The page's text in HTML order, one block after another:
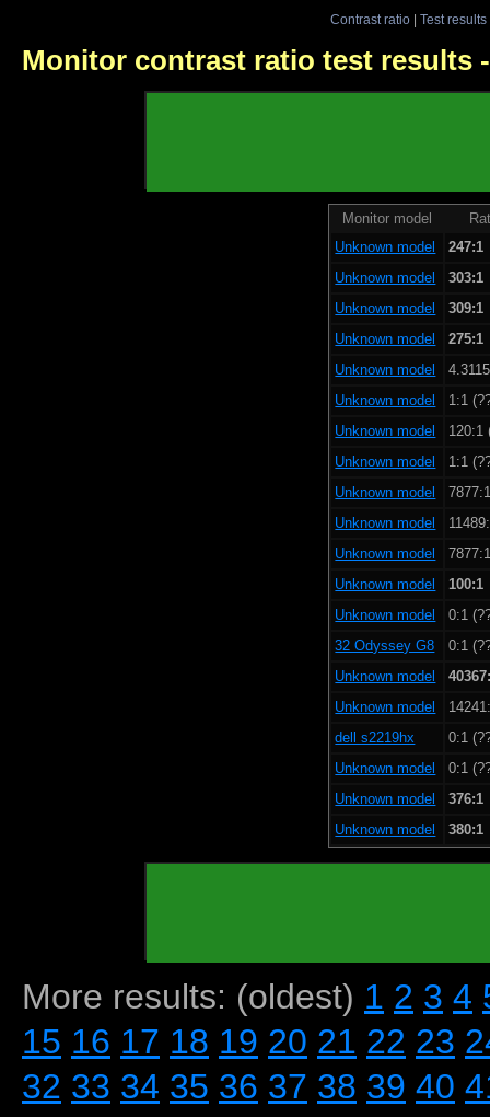
Contrast ratio| Test results
Monitor contrast ratio test results
Monitor model
Unknown model
247:1
Unknown model
303:1
Unknown model
309:1
Unknown model
275:1
Unknown model
Unknown model
1:1
Unknown model
120:1
Unknown model
1:1
Unknown model
Unknown model
Unknown model
Unknown model
100:1
Unknown model
0:1
32 Odyssey G8
0:1
Unknown model
Unknown model
dell s2219hx
0:1
Unknown model
0:1
Unknown model
376:1
Unknown model
380:1
More results: (oldest) 1 2 3 4
15 16 17 18 19 20 21 22 23
32 33 34 35 36 37 38 39 40